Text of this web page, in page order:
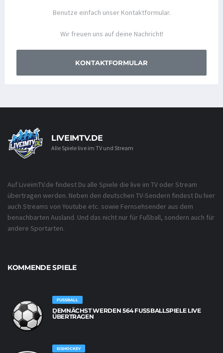
Benutze einfach unser Kontaktformular.
Wir freuen uns auf deine Nachricht!
KONTAKTFORMULAR
LIVEIMTV.DE
Alle Spiele live im TV und Stream
Auf LiveimTV.de findest Du alle Spiele die live im TV oder Stream
übertragen werden. Neben den deutschen TV-Sendern findest Du hier
auch Streams von Youtube etc. sowie Fernsehsender aus dem
benachbarten Ausland. Und das nicht nur für Fußball, sondern auch für
andere Sportarten.
KOMMENDE SPIELE
FUSSBALL
DEMNÄCHST WERDEN 564 FUSSBALLSPIELE LIVE Ü
BERTRAGEN
EISHOCKEY